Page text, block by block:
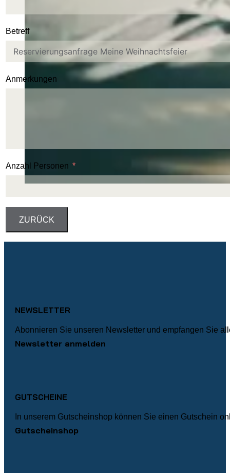
Betreff
Anmerkungen
Anzahl Personen
ZURÜCK
NEWSLETTER
Abonnieren Sie unseren Newsletter und empfangen Sie
Newsletter anmelden
GUTSCHEINE
In unserem Gutscheinshop können Sie einen Gutschein
Gutscheinshop